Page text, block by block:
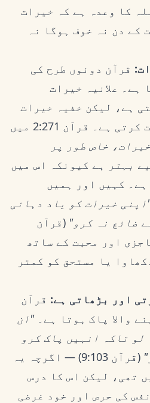
کا وعدہ ہے کہ خیرات
کے دن نہ خوف ہوگا نہ
قرآن دونوں طرح کی
ہے۔ علانیہ خیرات
ہے، لیکن خفیہ خیرات
ہماری اخلاص کی حفاظت کرتی ہے۔ قرآن 2:271 میں
خاص طور پر
بہتر ہے کیونکہ اس میں
کہیں اور ہمیں
خیرات کو یاد دہانی
ضائع نہ کرو" (قرآن
عاجزی اور محبت کے ساتھ
یا مستحق کو کمتر
اور بڑھاتی ہے: قرآن
والا پاک ہوتا ہے۔"ان
تاکہ انہیں پاک کرو
(قرآن 9:103) — اگرچہ یہ
تھی، لیکن اس کا درس
کی حرص اور خود غرضی